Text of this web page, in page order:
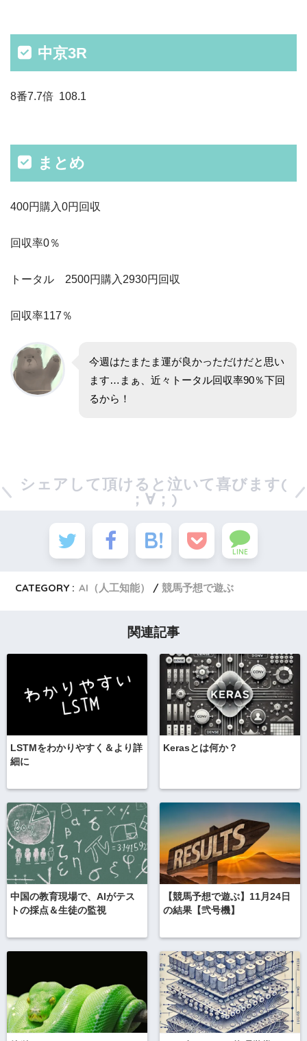
中京3R
8番7.7倍 108.1
まとめ
400円購入0円回収
回収率0％
トータル 2500円購入2930円回収
回収率117％
今週はたまたま運が良かっただけだと思い
ます…まぁ、近々トータル回収率90％下回
るから！
シェアして頂けると泣いて喜びます(
；∀；)
LINE
CATEGORY : AI（人工知能） 競馬予想で遊ぶ
関連記事
LSTMをわかりやすく＆より詳
細に
Kerasとは何か？
中国の教育現場で、AIがテス
トの採点＆生徒の監視
【競馬予想で遊ぶ】11月24日
の結果【弐号機】